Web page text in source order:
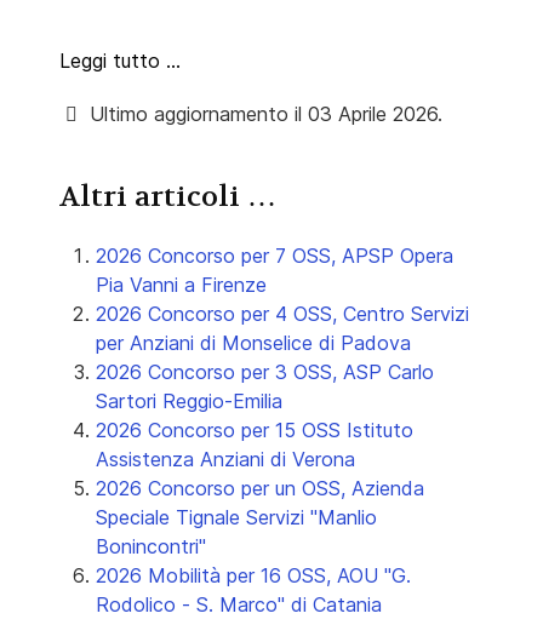
Leggi tutto …
Ultimo aggiornamento il 03 Aprile 2026.
Altri articoli …
2026 Concorso per 7 OSS, APSP Opera
Pia Vanni a Firenze
2026 Concorso per 4 OSS, Centro Servizi
per Anziani di Monselice di Padova
2026 Concorso per 3 OSS, ASP Carlo
Sartori Reggio-Emilia
2026 Concorso per 15 OSS Istituto
Assistenza Anziani di Verona
2026 Concorso per un OSS, Azienda
Speciale Tignale Servizi "Manlio
Bonincontri"
2026 Mobilità per 16 OSS, AOU "G.
Rodolico - S. Marco" di Catania